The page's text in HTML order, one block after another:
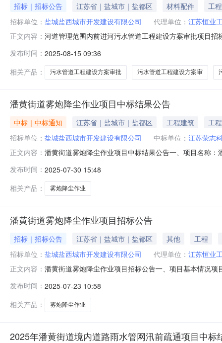
招标｜招标公告 江苏省｜盐城市｜盐都区 材料配件
工程
招标单位： 盐城盐西城市开发建设有限公司 代理单位： 江苏恒业
正文内容： 河道管理范围内前进河污水管道工程建设方案审批项目
的申请人均可参加该项目投标。三、项目概况1、项目名
空施工方式，其中架空施工污水主管道1.006
发布时间： 2025-08-15 09:36
相关产品：
污水管道工程建设方案审批 污水管道工程建设方案审
潘黄街道雾炮降尘作业项目中标结果公告
中标｜中标通知 江苏省｜盐城市｜盐都区 工程建筑
工程
招标单位： 盐城盐西城市开发建设有限公司 中标单位： 江苏荣志
正文内容： 潘黄街道雾炮降尘作业项目中标结果公告一、项目名称
司采购人联系人：孙先生联系电话：18252219866地址
人：张先生电话：1
发布时间： 2025-07-30 15:48
相关产品：
雾炮降尘作业
潘黄街道雾炮降尘作业项目招标公告
招标｜招标公告 江苏省｜盐城市｜盐都区 其他
工程
招标单位： 盐城盐西城市开发建设有限公司 代理单位： 江苏恒业
正文内容： 潘黄街道雾炮降尘作业项目招标公告一、项目基本情况
料；1.1法人或者其他组织的营业执照等证明文件，自然
面声明；1.4依法
发布时间： 2025-07-23 10:58
相关产品：
雾炮降尘作业
2025年潘黄街道境内道路雨水管网汛前疏通项目中标